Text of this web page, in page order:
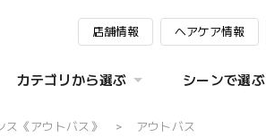
店舗情報 ヘアケア情報
カテゴリから選ぶ シーンで選ぶ
ス《アウトバス》 アウトバス